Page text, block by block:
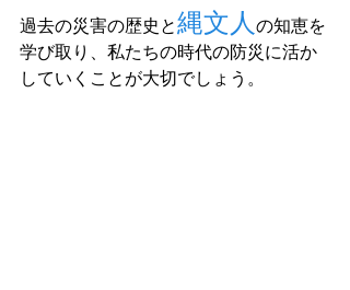
過去の災害の歴史と縄文人 の知恵を
学び取り、私たちの時代の防災に活か
していくことが大切でしょう。